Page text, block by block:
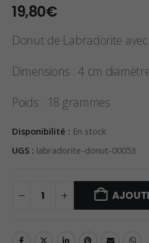
19,80€
Donut de Labradorite
Dimensions : 4 cm
Poids : 18 grammes
Disponibilité : En stock
UGS : labradorite-donut-00053